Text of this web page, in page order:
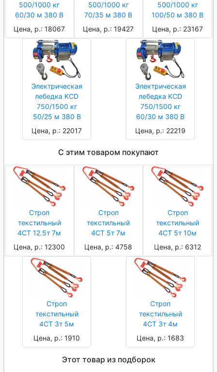
500/1000 кг
60/30 м 380 В
Цена, р.: 18067
500/1000 кг
70/35 м 380 В
Цена, р.: 19427
500/1000 кг
100/50 м 380 В
Цена, р.: 23167
Электрическая
лебедка KCD
750/1500 кг
50/25 м 380 В
Цена, р.: 22017
Электрическая
лебедка KCD
750/1500 кг
60/30 м 380 В
Цена, р.: 22219
С этим товаром покупают
Строп
текстильный
4СТ 12.5т 7м
Цена, р.: 12300
Строп
текстильный
4СТ 5т 7м
Цена, р.: 4758
Строп
текстильный
4СТ 5т 10м
Цена, р.: 6312
Строп
текстильный
4СТ 3т 5м
Цена, р.: 1910
Строп
текстильный
4СТ 3т 4м
Цена, р.: 1683
Этот товар из подборок